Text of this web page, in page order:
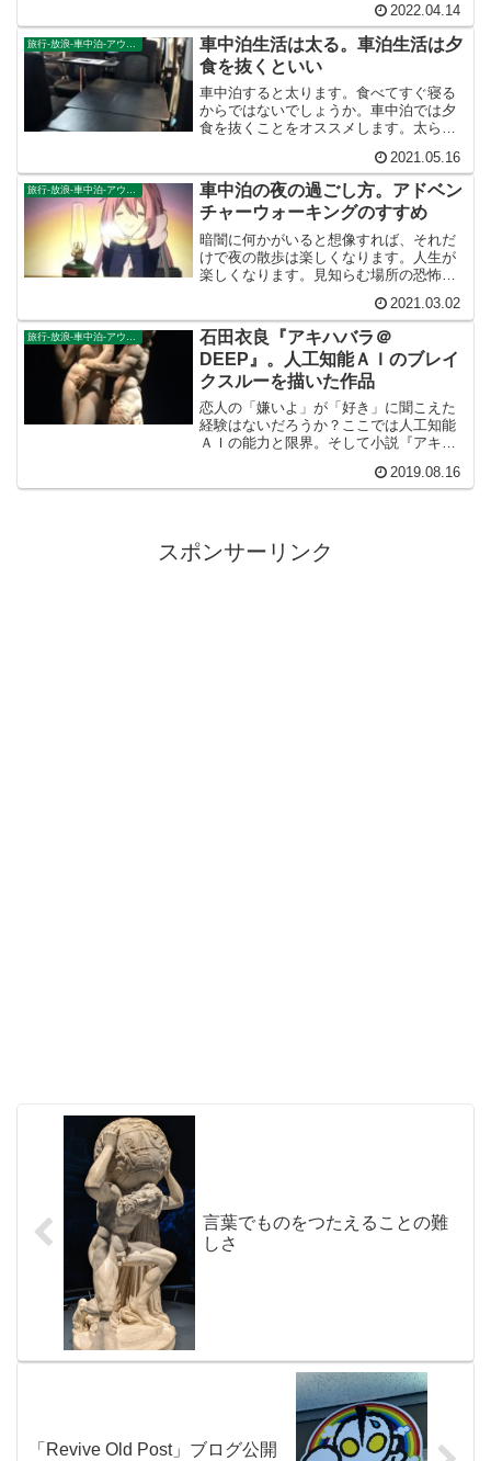
老人たちは昼間から白ワイン飲んでまし
た。太陽がまぶしく、豊かだったなあ。
お金だけが人生じゃありません。
2022.04.14
車中泊生活は太る。車泊生活は夕
食を抜くといい
車中泊すると太ります。食べてすぐ寝る
からではないでしょうか。車中泊では夕
食を抜くことをオススメします。太ら
2021.05.16
旅行-放浪-車中泊-アウトドア
車中泊の夜の過ごし方。アドベン
チャーウォーキングのすすめ
暗闇に何かがいると想像すれば、それだ
けで夜の散歩は楽しくなります。人生が
楽しくなります。見知らむ場所の恐怖こ
れを肌で感じることができるのが、車中
泊の夜の醍醐味のひとつだと思うので
す。
2021.03.02
石田衣良『アキハバラ＠
DEEP』。人工知能ＡＩのブレイ
クスルーを描いた作品
恋人の「嫌いよ」が「好き」に聞こえた
経験はないだろうか？ここでは人工知能
ＡＩの能力と限界。そして小説『アキハ
知能ＡＩがもっとも苦手とすることは翻
訳？人工知能ＡＩに人間の仕事が奪われ
2019.08.16
スポンサーリンク
言葉でものをつたえることの難
しさ
「Revive Old Post」ブログ公開